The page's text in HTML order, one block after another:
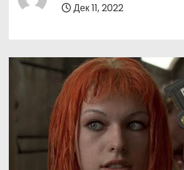
Дек 11, 2022